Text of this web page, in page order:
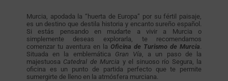
Murcia, apodada la “huerta de Europa” por su fértil paisaje,
es un destino que destila historia y encanto sureño español.
Si estás pensando en mudarte a vivir a Murcia o
simplemente deseas explorarla, te recomendamos
comenzar tu aventura en la Oficina de Turismo de Murcia
Situada en la emblemática Gran Vía , a un paso de la
majestuosa Catedral de Murcia y el sinuoso río Segura, la
oficina es un punto de partida perfecto que te permite
sumergirte de lleno en la atmósfera murciana.